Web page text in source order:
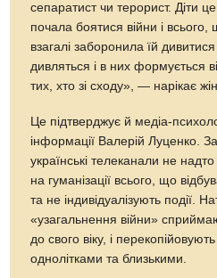
сепаратист чи терорист. Діти
почала боятися війни і
взагалі заборонила їй
дивляться і в них формується
тих, хто зі сходу», — нарікає
Це підтверджує й медіа-
інформації Валерій Луценко.
українські телеканали не
на гуманізації всього, що
та не індивідуалізують події.
«узагальнення війни»
до свого віку, і
однолітками та близькими.